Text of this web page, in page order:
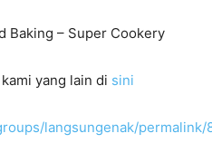
Baking – Super Cookery
yang lain di sini
langsungenak/permalink/